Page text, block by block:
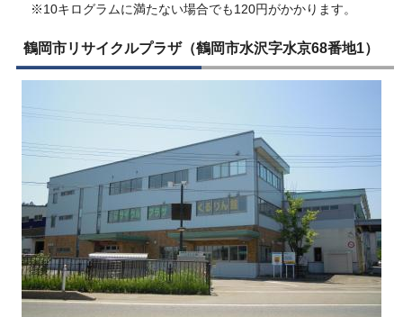
※10キログラムに満たない場合でも120円がかかります。
鶴岡市リサイクルプラザ（鶴岡市水沢字水京68番地1）